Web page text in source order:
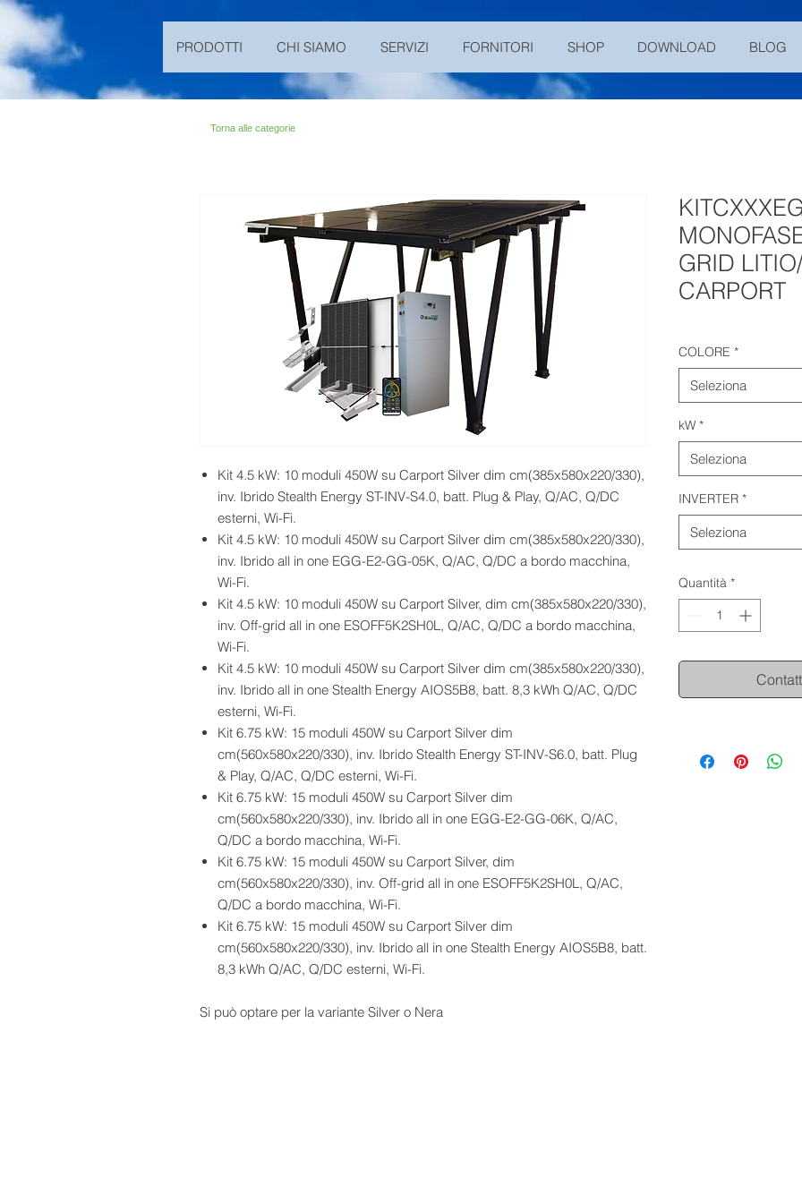
n194703301dC499900Abc19ZZ
PRODOTTI CHI SIAMO SERVIZI FORNITORI SHOP DOWNLOAD BLOG
Torna alle categorie
Kit 4.5 kW: 10 moduli 450W su Carport Silver dim cm(385x580x220/330),
inv. Ibrido Stealth Energy ST-INV-S4.0, batt. Plug & Play, Q/AC, Q/DC
esterni, Wi-Fi.
Kit 4.5 kW: 10 moduli 450W su Carport Silver dim cm(385x580x220/330),
inv. Ibrido all in one EGG-E2-GG-05K, Q/AC, Q/DC a bordo macchina,
Wi-Fi.
Kit 4.5 kW: 10 moduli 450W su Carport Silver, dim cm(385x580x220/330),
inv. Off-grid all in one ESOFF5K2SH0L, Q/AC, Q/DC a bordo macchina,
Wi-Fi.
Kit 4.5 kW: 10 moduli 450W su Carport Silver dim cm(385x580x220/330),
inv. Ibrido all in one Stealth Energy AIOS5B8, batt. 8,3 kWh Q/AC, Q/DC
esterni, Wi-Fi.
Kit 6.75 kW: 15 moduli 450W su Carport Silver dim
cm(560x580x220/330), inv. Ibrido Stealth Energy ST-INV-S6.0, batt. Plug
& Play, Q/AC, Q/DC esterni, Wi-Fi.
Kit 6.75 kW: 15 moduli 450W su Carport Silver dim
cm(560x580x220/330), inv. Ibrido all in one EGG-E2-GG-06K, Q/AC,
Q/DC a bordo macchina, Wi-Fi.
Kit 6.75 kW: 15 moduli 450W su Carport Silver, dim
cm(560x580x220/330), inv. Off-grid all in one ESOFF5K2SH0L, Q/AC,
Q/DC a bordo macchina, Wi-Fi.
Kit 6.75 kW: 15 moduli 450W su Carport Silver dim
cm(560x580x220/330), inv. Ibrido all in one Stealth Energy AIOS5B8, batt.
8,3 kWh Q/AC, Q/DC esterni, Wi-Fi.
Si può optare per la variante Silver o Nera
GRID
CARPORT
COLORE *
Seleziona
kW *
Seleziona
INVERTER *
Seleziona
Quantità *